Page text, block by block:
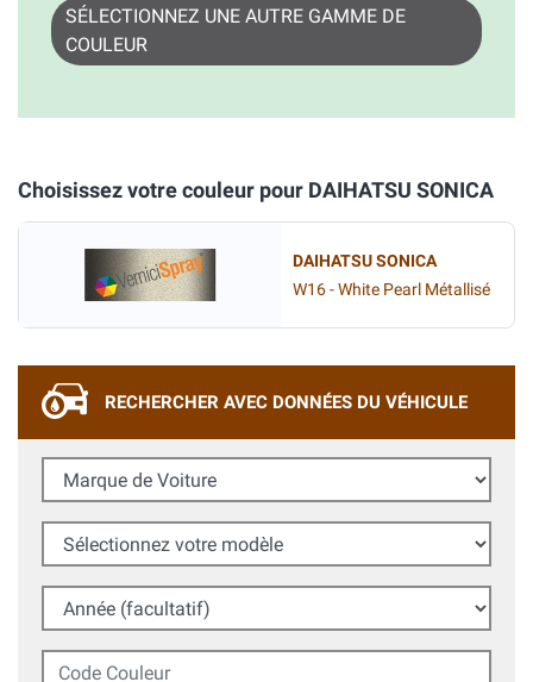
SÉLECTIONNEZ UNE AUTRE GAMME DE
COULEUR
Choisissez votre couleur pour DAIHATSU SONICA
DAIHATSU SONICA
W16 - White Pearl Métallisé
RECHERCHER AVEC DONNÉES DU VÉHICULE
Marque de Voiture
Sélectionnez votre modèle
Année (facultatif)
Code Couleur